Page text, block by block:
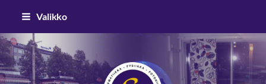
Siirry
sivun
sisältöön
Valikko